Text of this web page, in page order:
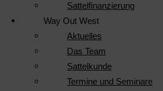
Sattelfinanzierung
Way Out West
Aktuelles
Das Team
Sattelkunde
Termine und Seminare